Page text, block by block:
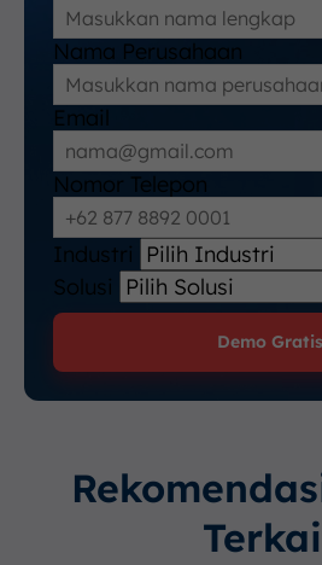
Nama Perusahaan
Email
Nomor Telepon
Industri
Solusi
Demo Gratis